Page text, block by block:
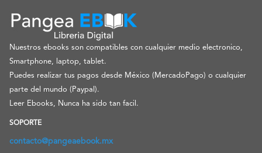
Nuestros ebooks son compatibles con cualquier medio electronico,
Smartphone, laptop, tablet.
Puedes realizar tus pagos desde México (MercadoPago) o cualquier
parte del mundo (Paypal).
Leer Ebooks, Nunca ha sido tan facil.
SOPORTE
contacto@pangeaebook.mx